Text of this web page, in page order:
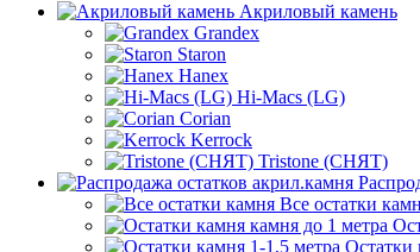
Акриловый камень
Grandex
Staron
Hanex
Hi-Macs (LG)
Corian
Kerrock
Tristone (СНЯТ)
Все остатки
Остатки